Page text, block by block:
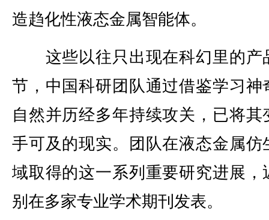
造趋化性液态金属智能体。
这些以往只出现在科幻里的产
节，中国科研团队通过借鉴学习神
自然并历经多年持续攻关，已将其
手可及的现实。团队在液态金属仿
域取得的这一系列重要研究进展，
别在多家专业学术期刊发表。